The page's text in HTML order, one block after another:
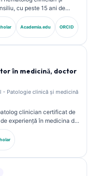
cu peste 15 ani de
laborator și analiză clinică
de Chief Medical Officer la
clinică a
de laborator în domeniul
Academia.edu ORCID
în medicină, doctor
- Patologie clinică și medicină
clinician certificat de
experiență în medicina de
Deține certificări de
și a publicat pe larg
și analiza de laborator